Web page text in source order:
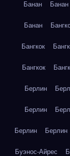
Банан Банан
Банан
Бангкок
Бангкок
Берлин
Берлин
Берлин Берлин
Буэнос-Айрес